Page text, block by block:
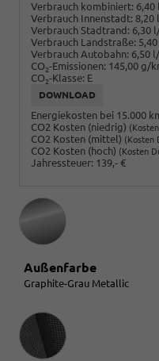
Verbrauch kombiniert: 6,40
Verbrauch Innenstadt: 8,20
Verbrauch Stadtrand: 6,30
Verbrauch Landstraße:
Verbrauch Autobahn: 6,50
CO2-Emissionen: 145,00 g/
CO2-Klasse: E
DOWNLOAD
Energiekosten bei 15.000
CO2 Kosten (niedrig)
CO2 Kosten (mittel) (Kosten
CO2 Kosten (hoch) (Kosten
Jahressteuer: 139,- €
Außenfarbe
Graphite-Grau Metallic
Innenausstattung